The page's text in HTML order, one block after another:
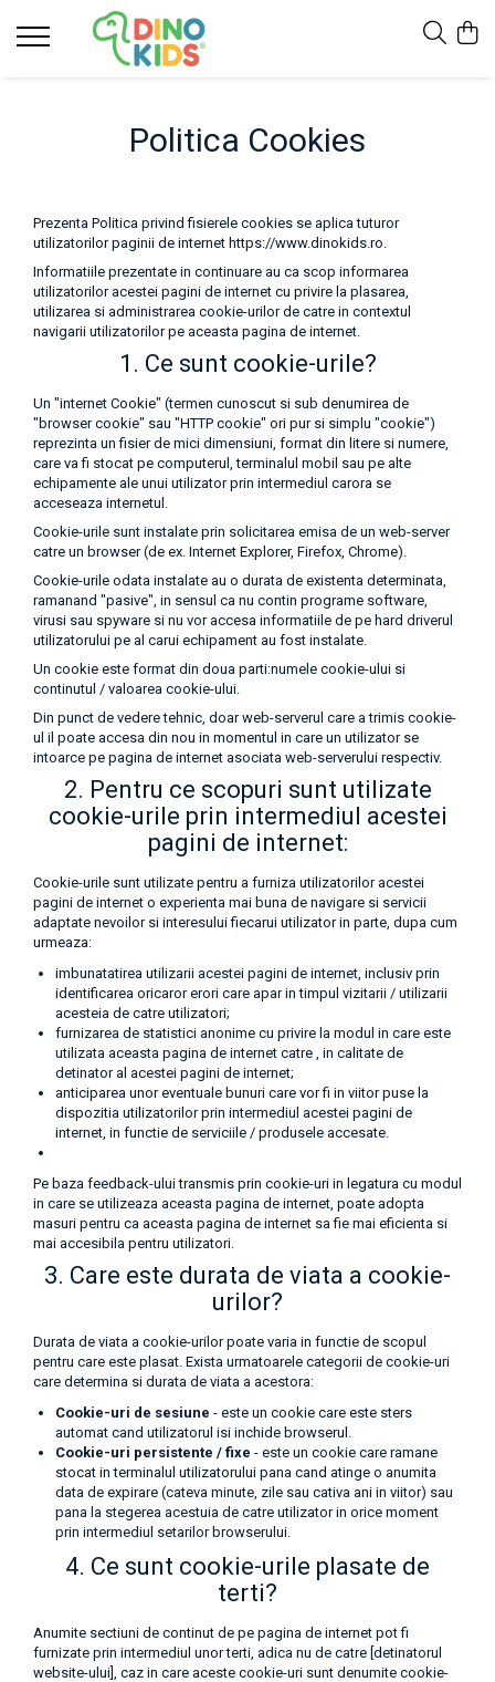
Suport clienti
Formular de retur
Politica Cookies
Prezenta Politica privind fisierele cookies se aplica tuturor
utilizatorilor paginii de internet https://www.dinokids.ro.
Informatiile prezentate in continuare au ca scop informarea
utilizatorilor acestei pagini de internet cu privire la plasarea,
utilizarea si administrarea cookie-urilor de catre in contextul
navigarii utilizatorilor pe aceasta pagina de internet.
1. Ce sunt cookie-urile?
Un "internet Cookie" (termen cunoscut si sub denumirea de
"browser cookie" sau "HTTP cookie" ori pur si simplu "cookie")
reprezinta un fisier de mici dimensiuni, format din litere si numere,
care va fi stocat pe computerul, terminalul mobil sau pe alte
echipamente ale unui utilizator prin intermediul carora se
acceseaza internetul.
Cookie-urile sunt instalate prin solicitarea emisa de un web-server
catre un browser (de ex. Internet Explorer, Firefox, Chrome).
Cookie-urile odata instalate au o durata de existenta determinata,
ramanand "pasive", in sensul ca nu contin programe software,
virusi sau spyware si nu vor accesa informatiile de pe hard driverul
utilizatorului pe al carui echipament au fost instalate.
Un cookie este format din doua parti:numele cookie-ului si
continutul / valoarea cookie-ului.
Din punct de vedere tehnic, doar web-serverul care a trimis cookie-
ul il poate accesa din nou in momentul in care un utilizator se
intoarce pe pagina de internet asociata web-serverului respectiv.
2. Pentru ce scopuri sunt utilizate
cookie-urile prin intermediul acestei
pagini de internet:
Cookie-urile sunt utilizate pentru a furniza utilizatorilor acestei
pagini de internet o experienta mai buna de navigare si servicii
adaptate nevoilor si interesului fiecarui utilizator in parte, dupa cum
urmeaza:
imbunatatirea utilizarii acestei pagini de internet, inclusiv prin
identificarea oricaror erori care apar in timpul vizitarii / utilizarii
acesteia de catre utilizatori;
furnizarea de statistici anonime cu privire la modul in care este
utilizata aceasta pagina de internet catre , in calitate de
detinator al acestei pagini de internet;
anticiparea unor eventuale bunuri care vor fi in viitor puse la
dispozitia utilizatorilor prin intermediul acestei pagini de
internet, in functie de serviciile / produsele accesate.
Pe baza feedback-ului transmis prin cookie-uri in legatura cu modul
in care se utilizeaza aceasta pagina de internet, poate adopta
masuri pentru ca aceasta pagina de internet sa fie mai eficienta si
mai accesibila pentru utilizatori.
3. Care este durata de viata a cookie-
urilor?
Durata de viata a cookie-urilor poate varia in functie de scopul
pentru care este plasat. Exista urmatoarele categorii de cookie-uri
care determina si durata de viata a acestora:
Cookie-uri de sesiune - este un cookie care este sters
automat cand utilizatorul isi inchide browserul.
Cookie-uri persistente / fixe - este un cookie care ramane
stocat in terminalul utilizatorului pana cand atinge o anumita
data de expirare (cateva minute, zile sau cativa ani in viitor) sau
pana la stegerea acestuia de catre utilizator in orice moment
prin intermediul setarilor browserului.
4. Ce sunt cookie-urile plasate de
terti?
Anumite sectiuni de continut de pe pagina de internet pot fi
furnizate prin intermediul unor terti, adica nu de catre [detinatorul
website-ului], caz in care aceste cookie-uri sunt denumite cookie-